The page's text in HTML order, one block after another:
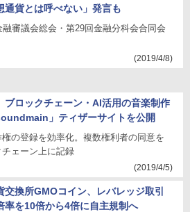
通貨とは呼べない」発言も
融審議会総会・第29回金融分科会合同会
(2019/4/8)
ブロックチェーン・AI活用の音楽制作
」ティザーサイトを公開
の登録を効率化。複数権利者の同意を
チェーン上に記録
(2019/4/5)
交換所GMOコイン、レバレッジ取引
率を10倍から4倍に自主規制へ